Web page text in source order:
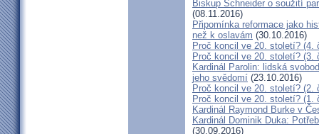
Biskup Schneider o soužití
(08.11.2016)
Připomínka reformace jako
než k oslavám (30.10.2016)
Proč koncil ve 20. století? (4.
Proč koncil ve 20. století? (3.
Kardinál Parolin: lidská
jeho svědomí (23.10.2016)
Proč koncil ve 20. století? (2.
Proč koncil ve 20. století? (1.
Kardinál Raymond Burke v
Kardinál Dominik Duka:
(30.09.2016)